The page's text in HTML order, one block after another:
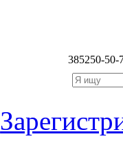
385250-50-